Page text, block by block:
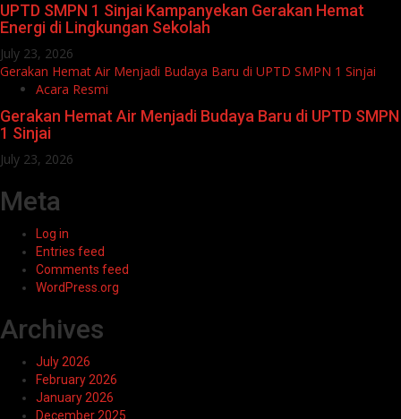
UPTD SMPN 1 Sinjai Kampanyekan Gerakan Hemat
Energi di Lingkungan Sekolah
July 23, 2026
Gerakan Hemat Air Menjadi Budaya Baru di UPTD SMPN 1 Sinjai
Acara Resmi
Gerakan Hemat Air Menjadi Budaya Baru di UPTD SMPN
1 Sinjai
July 23, 2026
Meta
Log in
Entries feed
Comments feed
WordPress.org
Archives
July 2026
February 2026
January 2026
December 2025